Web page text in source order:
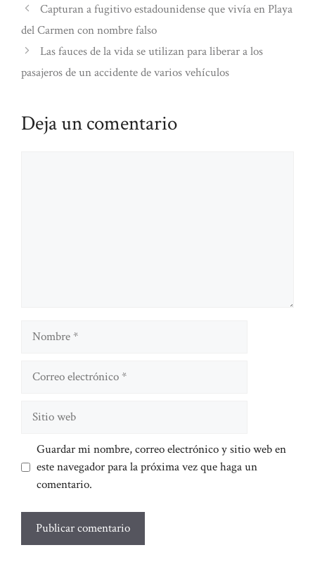
Capturan a fugitivo estadounidense que vivía en Playa
del Carmen con nombre falso
Las fauces de la vida se utilizan para liberar a los
pasajeros de un accidente de varios vehículos
Deja un comentario
Nombre
Guardar mi nombre, correo electrónico y sitio web en
este navegador para la próxima vez que haga un
comentario.